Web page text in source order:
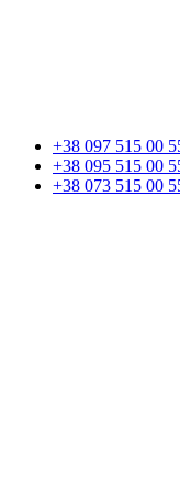
+38 097 515 00
+38 095 515 00
+38 073 515 00